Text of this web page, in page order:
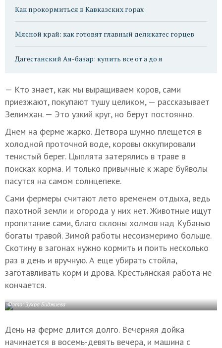
Как прокормиться в Кавказских горах
Мясной край: как готовят главный деликатес горцев
Дагестанский Ая-базар: купить все от a до я
— Кто знает, как мы выращиваем коров, сами
приезжают, покупают тушу целиком, — рассказывает
Зелимхан. — Это узкий круг, но берут постоянно.
Днем на ферме жарко. Детвора шумно плещется в
холодной проточной воде, коровы оккупировали
тенистый берег. Цыплята затерялись в траве в
поисках корма. И только привычные к жаре буйволы
пасутся на самом солнцепеке.
Сами фермеры считают лето временем отдыха, ведь
пахотной земли и огорода у них нет. Животные ищут
пропитание сами, благо склоны холмов над Кубанью
богаты травой. Зимой работы несоизмеримо больше.
Скотину в загонах нужно кормить и поить несколько
раз в день и вручную. А еще убирать стойла,
заготавливать корм и дрова. Крестьянская работа не
кончается.
Фото: Зухра Биджиева
День на ферме длится долго. Вечерняя дойка
начинается в восемь-девять вечера, и машина с